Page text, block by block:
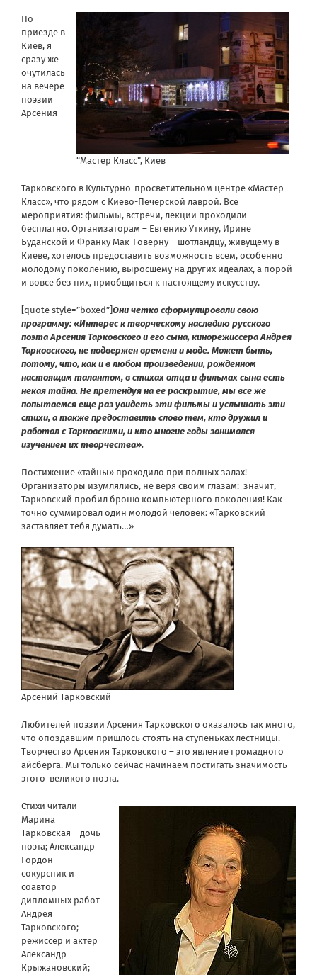
“Мастер Класс”, Киев
По
приезде в
Киев, я
сразу же
очутилась
на вечере
поэзии
Арсения
Тарковского в Культурно-просветительном центре «Мастер
Класс», что рядом с Киево-Печерской лаврой. Все
мероприятия: фильмы, встречи, лекции проходили
бесплатно. Организаторам – Евгению Уткину, Ирине
Буданской и Франку Мак-Говерну – шотландцу, живущему в
Киеве, хотелось предоставить возможность всем, особенно
молодому поколению, выросшему на других идеалах, а порой
и вовсе без них, приобщиться к настоящему искусству.
[quote style=”boxed”] Они четко сформулировали свою
программу: «Интерес к творческому наследию русского
поэта Арсения Тарковского и его сына, кинорежиссера Андрея
Тарковского, не подвержен времени и моде. Может быть,
потому, что, как и в любом произведении, рожденном
настоящим талантом, в стихах отца и фильмах сына есть
некая тайна. Не претендуя на ее раскрытие, мы все же
попытаемся еще раз увидеть эти фильмы и услышать эти
стихи, а также предоставить слово тем, кто дружил и
работал с Тарковскими, и кто многие годы занимался
изучением их творчества».
Постижение «тайны» проходило при полных залах!
Организаторы изумлялись, не веря своим глазам: значит,
Тарковский пробил броню компьютерного поколения! Как
точно суммировал один молодой человек: «Тарковский
заставляет тебя думать…»
Арсений Тарковский
Любителей поэзии Арсения Тарковского оказалось так много,
что опоздавшим пришлось стоять на ступеньках лестницы.
Творчество Арсения Тарковского – это явление громадного
айсберга. Мы только сейчас начинаем постигать значимость
этого великого поэта.
Стихи читали
Марина
Тарковская – дочь
поэта; Александр
Гордон –
сокурсник и
соавтор
дипломных работ
Андрея
Тарковского;
режиссер и актер
Александр
Крыжановский;